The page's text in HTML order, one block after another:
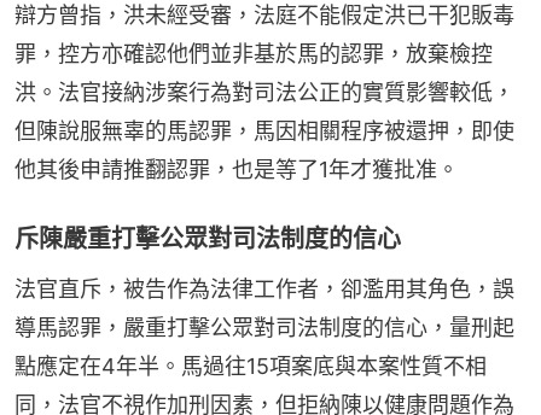
辯方曾指，洪未經受審，法庭不能假定洪已干犯販毒
罪，控方亦確認他們並非基於馬的認罪，放棄檢控
洪。法官接納涉案行為對司法公正的實質影響較低，
但陳說服無辜的馬認罪，馬因相關程序被還押，即使
他其後申請推翻認罪，也是等了1年才獲批准。
斥陳嚴重打擊公眾對司法制度的信心
法官直斥，被告作為法律工作者，卻濫用其角色，誤
導馬認罪，嚴重打擊公眾對司法制度的信心，量刑起
點應定在4年半。馬過往15項案底與本案性質不相
同，法官不視作加刑因素，但拒納陳以健康問題作為